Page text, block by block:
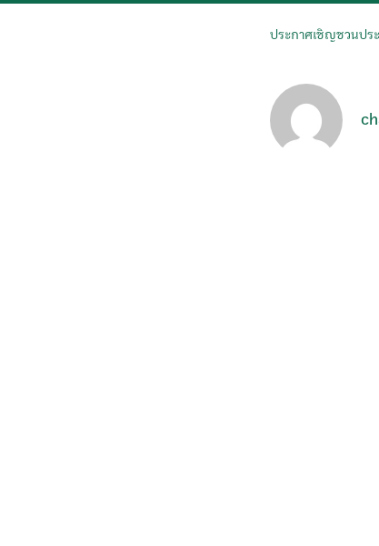
ประกาศเชิญชวนป